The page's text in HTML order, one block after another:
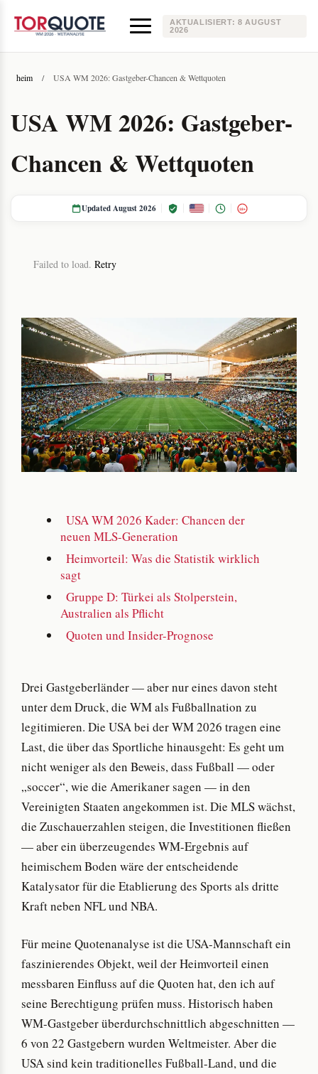
AKTUALISIERT:8 AUGUST
2026
heim / USA WM 2026: Gastgeber-Chancen & Wettquoten
USA WM 2026: Gastgeber-
Chancen & Wettquoten
Updated August 2026 18+
Failed to load. Retry
USA WM 2026 Kader: Chancen der
neuen MLS-Generation
Heimvorteil: Was die Statistik wirklich
sagt
Gruppe D: Türkei als Stolperstein,
Australien als Pflicht
Quoten und Insider-Prognose
Drei Gastgeberländer — aber nur eines davon steht
unter dem Druck, die WM als Fußballnation zu
legitimieren. Die USA bei der WM 2026 tragen eine
Last, die über das Sportliche hinausgeht: Es geht um
nicht weniger als den Beweis, dass Fußball — oder
„soccer“, wie die Amerikaner sagen — in den
Vereinigten Staaten angekommen ist. Die MLS wächst,
die Zuschauerzahlen steigen, die Investitionen fließen
— aber ein überzeugendes WM-Ergebnis auf
heimischem Boden wäre der entscheidende
Katalysator für die Etablierung des Sports als dritte
Kraft neben NFL und NBA.
Für meine Quotenanalyse ist die USA-Mannschaft ein
faszinierendes Objekt, weil der Heimvorteil einen
messbaren Einfluss auf die Quoten hat, den ich auf
seine Berechtigung prüfen muss. Historisch haben
WM-Gastgeber überdurchschnittlich abgeschnitten —
6 von 22 Gastgebern wurden Weltmeister. Aber die
USA sind kein traditionelles Fußball-Land, und die